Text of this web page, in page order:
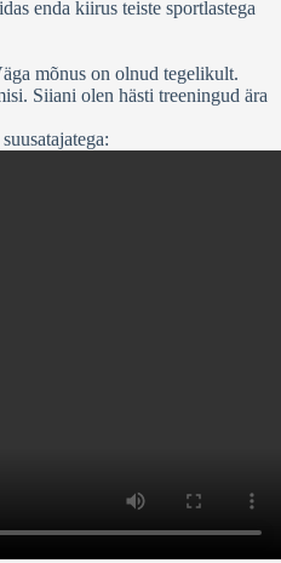
enda kiirus teiste sportlastega
mõnus on olnud tegelikult.
Siiani olen hästi treeningud ära